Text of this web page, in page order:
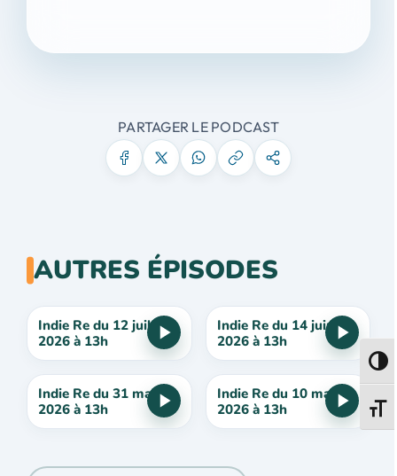
PARTAGER LE PODCAST
AUTRES ÉPISODES
Indie Re du 12 juillet
2026 à 13h
Indie Re du 14 juin
2026 à 13h
Indie Re du 31 mai
2026 à 13h
Indie Re du 10 mai
2026 à 13h